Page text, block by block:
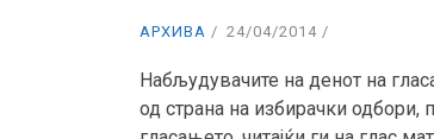
АРХИВА 24/04/2014
Набљудувачите на денот на
од страна на избирачки одбори,